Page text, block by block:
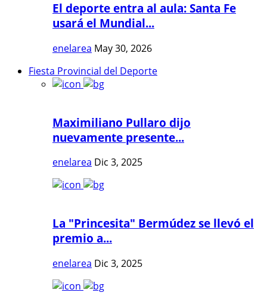
El deporte entra al aula: Santa Fe
usará el Mundial...
enelarea May 30, 2026
Fiesta Provincial del Deporte
Maximiliano Pullaro dijo
nuevamente presente...
enelarea Dic 3, 2025
La "Princesita" Bermúdez se llevó el
premio a...
enelarea Dic 3, 2025